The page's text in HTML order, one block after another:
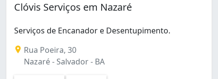
Clóvis Serviços em Nazaré
Serviços de Encanador e Desentupimento.
Rua Poeira, 30
Nazaré - Salvador - BA